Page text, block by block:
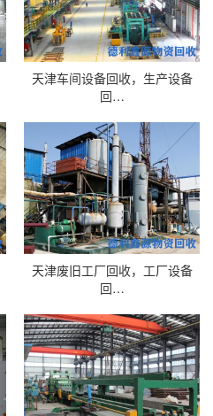
天津车间设备回收，生产设备
回…
天津废旧工厂回收，工厂设备
回…